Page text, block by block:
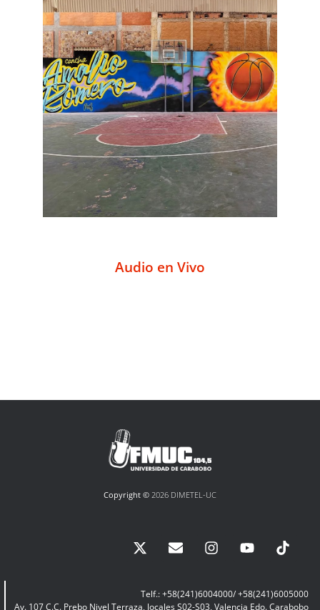
Audio en Vivo
Copyright © 2026 DIMETEL-UC
Telf.: +58(241)6004000/ +58(241)6005000
Av. 107 C.C. Prebo Nivel Terraza, locales S02-S03, Valencia Edo. Carabobo